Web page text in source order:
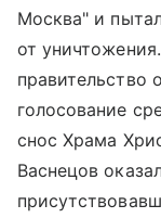
Москва" и
от
правительство
голосование
сносХрама
Васнецов